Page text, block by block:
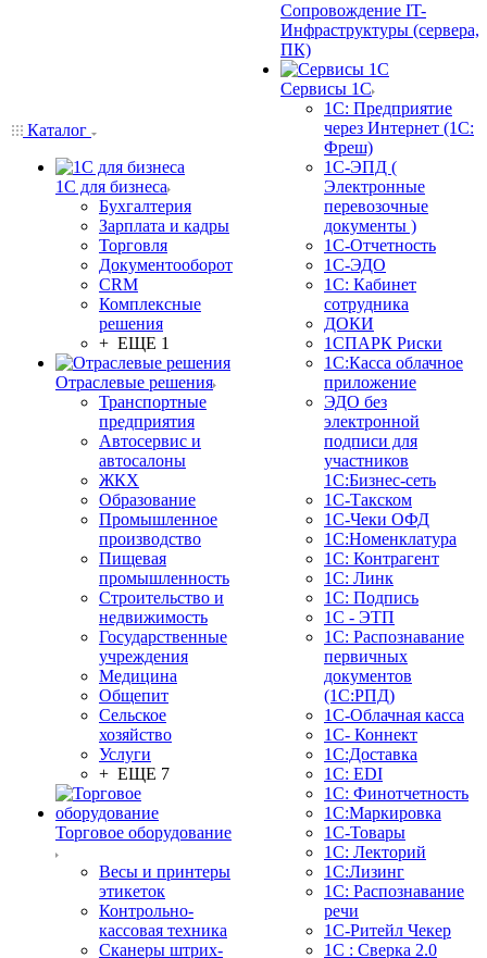
Каталог
1С для бизнеса
Бухгалтерия
Зарплата и кадры
Торговля
Документооборот
CRM
Комплексные
решения
+ ЕЩЕ 1
Отраслевые решения
Транспортные
предприятия
Автосервис и
автосалоны
ЖКХ
Образование
Промышленное
производство
Пищевая
промышленность
Строительство и
недвижимость
Государственные
учреждения
Медицина
Общепит
Сельское
хозяйство
Услуги
+ ЕЩЕ 7
Торговое оборудование
Весы и принтеры
этикеток
Контрольно-
кассовая техника
Сканеры штрих-
Сопровождение IT-
Инфраструктуры (сервера,
ПК)
Сервисы 1С
1С: Предприятие
через Интернет (1С:
Фреш)
1С-ЭПД (
Электронные
перевозочные
документы )
1С-Отчетность
1С-ЭДО
1С: Кабинет
сотрудника
ДОКИ
1СПАРК Риски
1С:Касса облачное
приложение
ЭДО без
электронной
подписи для
участников
1С:Бизнес-сеть
1С-Такском
1С-Чеки ОФД
1С:Номенклатура
1С: Контрагент
1С: Линк
1С: Подпись
1С - ЭТП
1С: Распознавание
первичных
документов
(1С:РПД)
1С-Облачная касса
1С- Коннект
1С:Доставка
1С: EDI
1С: Финотчетность
1С:Маркировка
1С-Товары
1С: Лекторий
1С:Лизинг
1С: Распознавание
речи
1C-Ритейл Чекер
1С : Сверка 2.0